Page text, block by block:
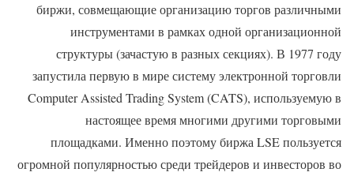
биржи, совмещающие организацию торгов различными
инструментами в рамках одной организационной
структуры (зачастую в разных секциях). В 1977 году
запустила первую в мире систему электронной торговли
Computer Assisted Trading System (CATS), используемую в
настоящее время многими другими торговыми
площадками. Именно поэтому биржа LSE пользуется
огромной популярностью среди трейдеров и инвесторов во